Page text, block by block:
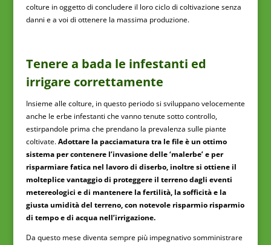
colture in oggetto di concludere il loro ciclo di coltivazione senza
danni e a voi di ottenere la massima produzione.
Tenere a bada le infestanti ed
irrigare correttamente
Insieme alle colture, in questo periodo si sviluppano velocemente
anche le erbe infestanti che vanno tenute sotto controllo,
estirpandole prima che prendano la prevalenza sulle piante
coltivate.Adottare la pacciamatura tra le file è un ottimo
sistema per contenere l’invasione delle ‘malerbe’ e per
risparmiare fatica nel lavoro di diserbo, inoltre si ottiene il
molteplice vantaggio di proteggere il terreno dagli eventi
metereologici e di mantenere la fertilità, la sofficità e la
giusta umidità del terreno, con notevole risparmio risparmio
di tempo e di acqua nell’irrigazione.
Da questo mese diventa sempre più impegnativo somministrare